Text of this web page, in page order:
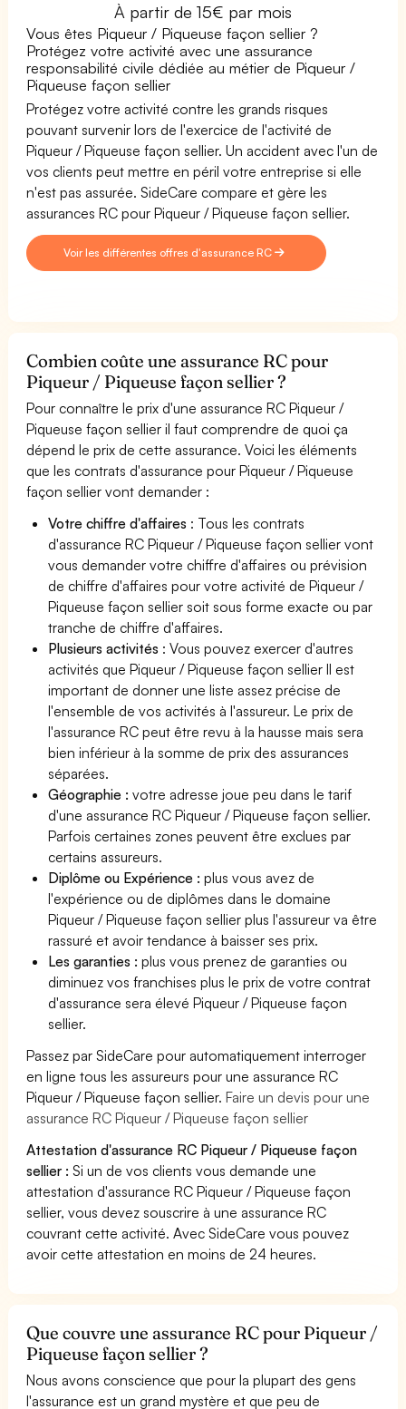
À partir de 15€ par mois
Vous êtes Piqueur / Piqueuse façon sellier ?
Protégez votre activité avec une assurance
responsabilité civile dédiée au métier de Piqueur /
Piqueuse façon sellier
Protégez votre activité contre les grands risques
pouvant survenir lors de l'exercice de l'activité de
Piqueur / Piqueuse façon sellier. Un accident avec l'un de
vos clients peut mettre en péril votre entreprise si elle
n'est pas assurée. SideCare compare et gère les
assurances RC pour Piqueur / Piqueuse façon sellier.
Voir les différentes offres d'assurance RC
Combien coûte une assurance RC pour
Piqueur / Piqueuse façon sellier ?
Pour connaître le prix d'une assurance RC Piqueur /
Piqueuse façon sellier il faut comprendre de quoi ça
dépend le prix de cette assurance. Voici les éléments
que les contrats d'assurance pour Piqueur / Piqueuse
façon sellier vont demander :
Votre chiffre d'affaires : Tous les contrats
d'assurance RC Piqueur / Piqueuse façon sellier vont
vous demander votre chiffre d'affaires ou prévision
de chiffre d'affaires pour votre activité de Piqueur /
Piqueuse façon sellier soit sous forme exacte ou par
tranche de chiffre d'affaires.
Plusieurs activités : Vous pouvez exercer d'autres
activités que Piqueur / Piqueuse façon sellier Il est
important de donner une liste assez précise de
l'ensemble de vos activités à l'assureur. Le prix de
l'assurance RC peut être revu à la hausse mais sera
bien inférieur à la somme de prix des assurances
séparées.
Géographie :votre adresse joue peu dans le tarif
d'une assurance RC Piqueur / Piqueuse façon sellier.
Parfois certaines zones peuvent être exclues par
certains assureurs.
Diplôme ou Expérience :plus vous avez de
l'expérience ou de diplômes dans le domaine
Piqueur / Piqueuse façon sellier plus l'assureur va être
rassuré et avoir tendance à baisser ses prix.
Les garanties :plus vous prenez de garanties ou
diminuez vos franchises plus le prix de votre contrat
d'assurance sera élevé Piqueur / Piqueuse façon
sellier.
Passez par SideCare pour automatiquement interroger
en ligne tous les assureurs pour une assurance RC
Piqueur / Piqueuse façon sellier.Faire un devis pour une
assurance RC Piqueur / Piqueuse façon sellier
Attestation d'assurance RC Piqueur / Piqueuse façon
sellier : Si un de vos clients vous demande une
attestation d'assurance RC Piqueur / Piqueuse façon
sellier, vous devez souscrire à une assurance RC
couvrant cette activité. Avec SideCare vous pouvez
avoir cette attestation en moins de 24 heures.
Que couvre une assurance RC pour Piqueur /
Piqueuse façon sellier ?
Nous avons conscience que pour la plupart des gens
l'assurance est un grand mystère et que peu de